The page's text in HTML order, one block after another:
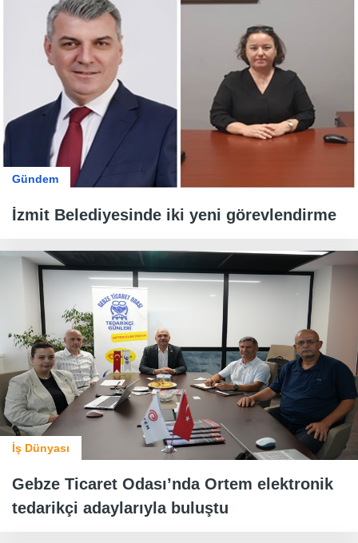
Gündem
İzmit Belediyesinde iki yeni görevlendirme
İş Dünyası
Gebze Ticaret Odası’nda Ortem elektronik
tedarikçi adaylarıyla buluştu